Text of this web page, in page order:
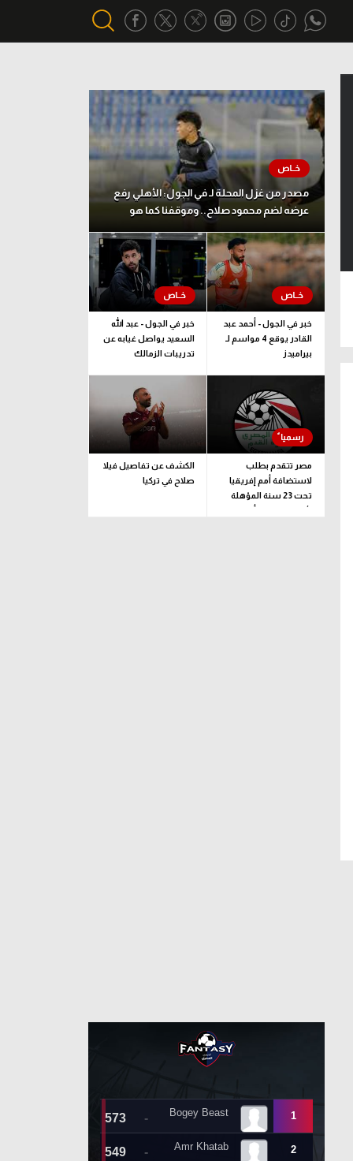
أقسام خاصة
Gamers
ميركاتو
تحقيق في الجول
تقرير في الجول
تحليل في الجول
حكايات في الجول
كويز في الجول
فيديو في الجول
مصدر من غزل المحلة لـ في الجول: الأهلي رفع
عرضه لضم محمود صلاح.. وموقفنا كما هو
خبر في الجول - أحمد عبد
القادر يوقع 4 مواسم لـ
بيراميدز
خبر في الجول - عبد الله
السعيد يواصل غيابه عن
تدريبات الزمالك
مصر تتقدم بطلب
لاستضافة أمم إفريقيا
تحت 23 سنة المؤهلة
لأولمبياد لوس أنجلوس
الكشف عن تفاصيل فيلا
صلاح في تركيا